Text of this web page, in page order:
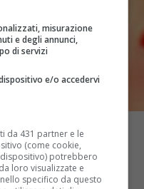
misurazione
e degli annunci,
di servizi
e/o accedervi
da 431 partner e le
(come cookie,
potrebbero
loro visualizzate e
specifico da questo